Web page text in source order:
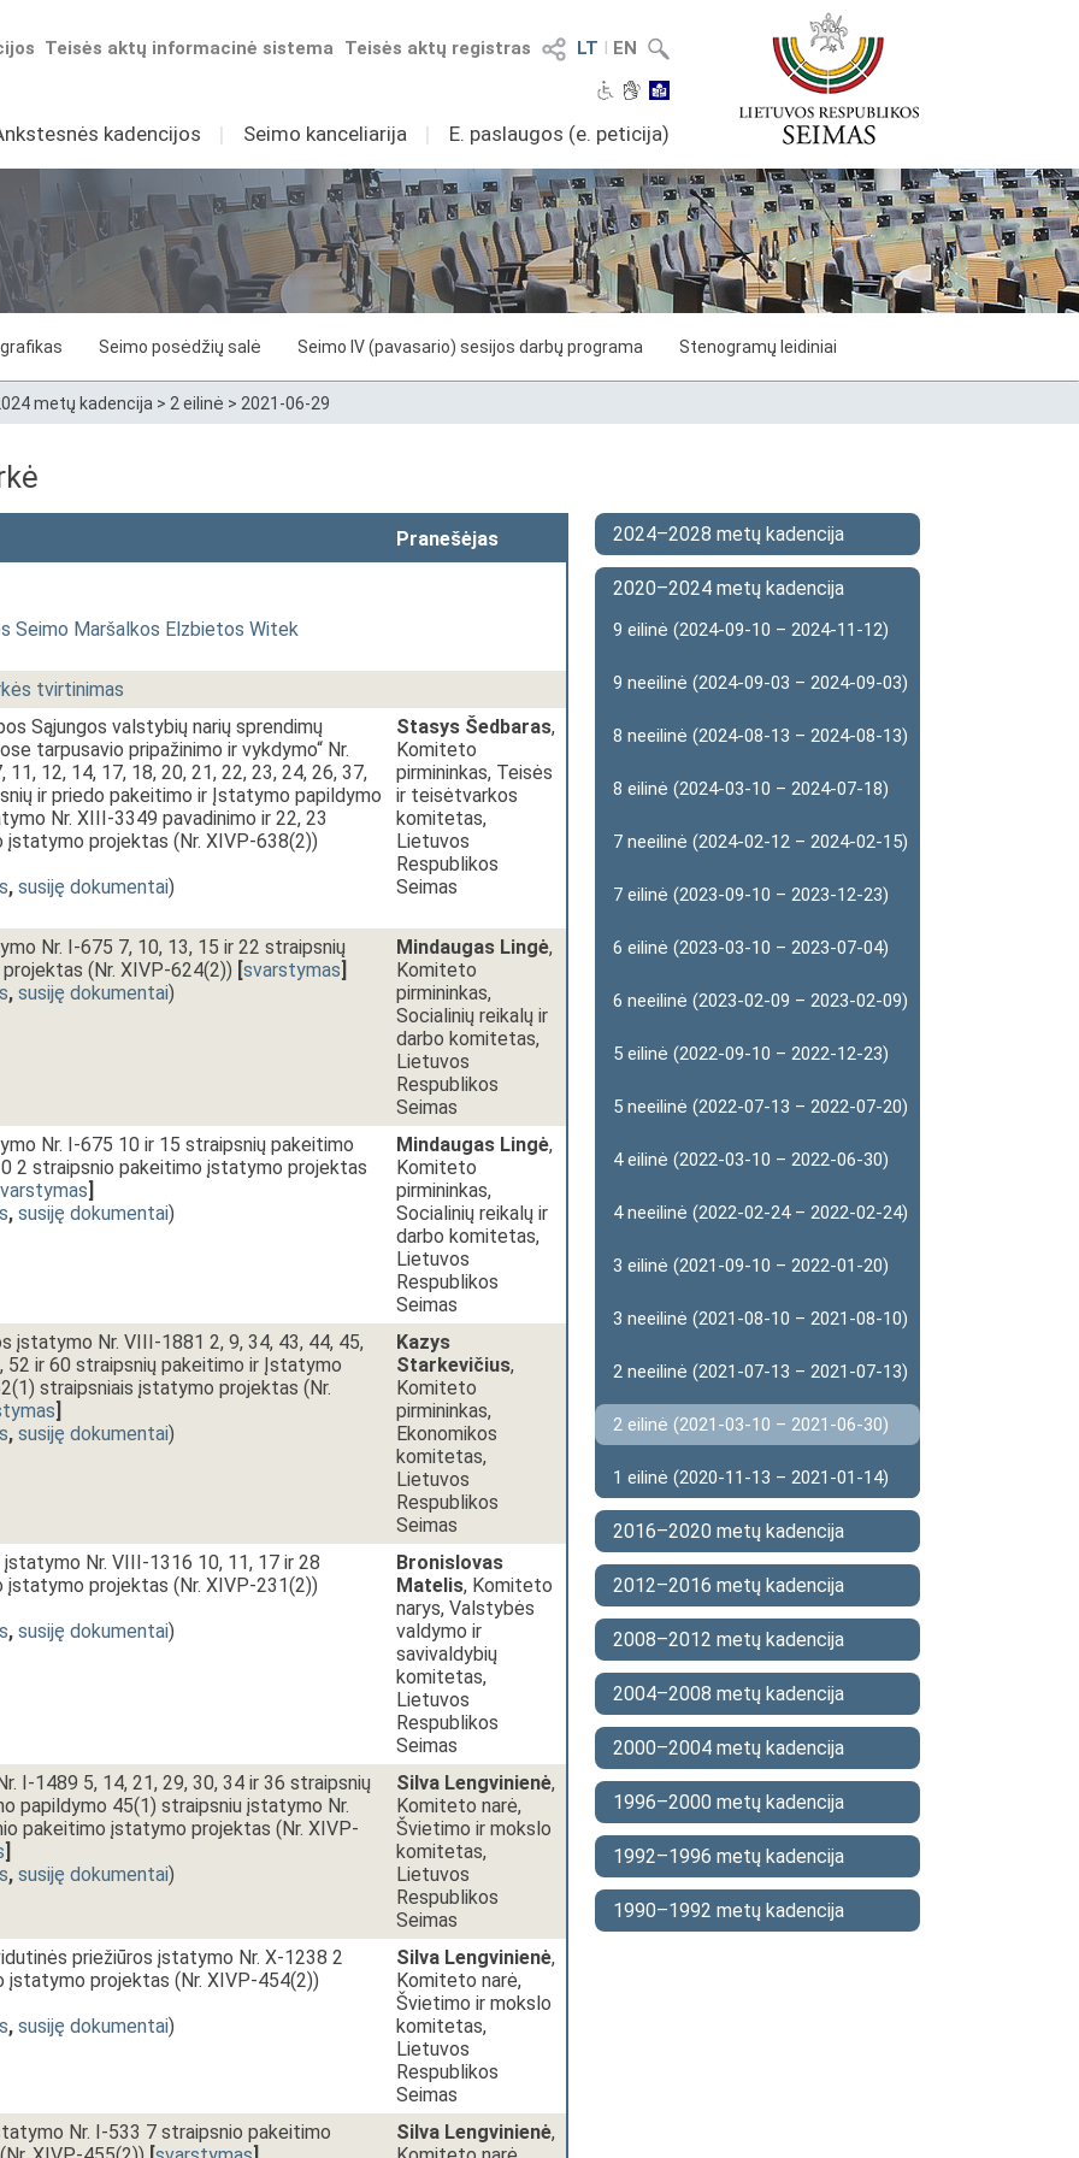
LT I EN
Teisės aktų registras
Teisės aktų informacinė sistema
kadencijos I Seimo kanceliarija I E. paslaugos (e. peticija)
grafikas Seimo posėdžių salė Seimo IV (pavasario) sesijos darbų programa Stenogramų leidiniai
metų kadencija > 2 eilinė > 2021-06-29
Pranešėjas
Seimo Maršalkos Elzbietos Witek
tvirtinimas
Sąjungos valstybių narių sprendimų
tarpusavio pripažinimo ir vykdymo“ Nr.
11, 12, 14, 17, 18, 20, 21, 22, 23, 24, 26, 37,
ir priedo pakeitimo ir Įstatymo papildymo
Nr. XIII-3349 pavadinimo ir 22, 23
įstatymo projektas (Nr. XIVP-638(2))
, susiję dokumentai)
Stasys Šedbaras,
Komiteto
pirmininkas, Teisės
ir teisėtvarkos
komitetas,
Lietuvos
Respublikos
Seimas
Nr. I-675 7, 10, 13, 15 ir 22 straipsnių
(Nr. XIVP-624(2)) [svarstymas]
, susiję dokumentai)
Mindaugas Lingė,
Komiteto
pirmininkas,
Socialinių reikalų ir
darbo komitetas,
Lietuvos
Respublikos
Seimas
Nr. I-675 10 ir 15 straipsnių pakeitimo
2 straipsnio pakeitimo įstatymo projektas
]
, susiję dokumentai)
Mindaugas Lingė,
Komiteto
pirmininkas,
Socialinių reikalų ir
darbo komitetas,
Lietuvos
Respublikos
Seimas
įstatymo Nr. VIII-1881 2, 9, 34, 43, 44, 45,
52 ir 60 straipsnių pakeitimo ir Įstatymo
straipsniais įstatymo projektas (Nr.
]
, susiję dokumentai)
Kazys
Starkevičius,
Komiteto
pirmininkas,
Ekonomikos
komitetas,
Lietuvos
Respublikos
Seimas
įstatymo Nr. VIII-1316 10, 11, 17 ir 28
įstatymo projektas (Nr. XIVP-231(2))
, susiję dokumentai)
Bronislovas
Matelis, Komiteto
narys, Valstybės
valdymo ir
savivaldybių
komitetas,
Lietuvos
Respublikos
Seimas
I-1489 5, 14, 21, 29, 30, 34 ir 36 straipsnių
papildymo 45(1) straipsniu įstatymo Nr.
pakeitimo įstatymo projektas (Nr. XIVP-
]
, susiję dokumentai)
Silva Lengvinienė,
Komiteto narė,
Švietimo ir mokslo
komitetas,
Lietuvos
Respublikos
Seimas
priežiūros įstatymo Nr. X-1238 2
įstatymo projektas (Nr. XIVP-454(2))
, susiję dokumentai)
Silva Lengvinienė,
Komiteto narė,
Švietimo ir mokslo
komitetas,
Lietuvos
Respublikos
Seimas
Nr. I-533 7 straipsnio pakeitimo
Silva Lengvinienė,
2024–2028 metų kadencija
2020–2024 metų kadencija
9 eilinė (2024-09-10 – 2024-11-12)
9 neeilinė (2024-09-03 – 2024-09-03)
8 neeilinė (2024-08-13 – 2024-08-13)
8 eilinė (2024-03-10 – 2024-07-18)
7 neeilinė (2024-02-12 – 2024-02-15)
7 eilinė (2023-09-10 – 2023-12-23)
6 eilinė (2023-03-10 – 2023-07-04)
6 neeilinė (2023-02-09 – 2023-02-09)
5 eilinė (2022-09-10 – 2022-12-23)
5 neeilinė (2022-07-13 – 2022-07-20)
4 eilinė (2022-03-10 – 2022-06-30)
4 neeilinė (2022-02-24 – 2022-02-24)
3 eilinė (2021-09-10 – 2022-01-20)
3 neeilinė (2021-08-10 – 2021-08-10)
2 neeilinė (2021-07-13 – 2021-07-13)
2 eilinė (2021-03-10 – 2021-06-30)
1 eilinė (2020-11-13 – 2021-01-14)
2016–2020 metų kadencija
2012–2016 metų kadencija
2008–2012 metų kadencija
2004–2008 metų kadencija
2000–2004 metų kadencija
1996–2000 metų kadencija
1992–1996 metų kadencija
1990–1992 metų kadencija